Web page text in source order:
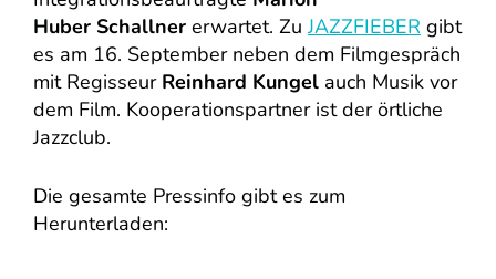
Huber Schallner erwartet. ZuJAZZFIEBER gibt
es am 16. September neben dem Filmgespräch
mit Regisseur Reinhard Kungel auch Musik vor
dem Film. Kooperationspartner ist der örtliche
Jazzclub.
Die gesamte Pressinfo gibt es zum
Herunterladen: